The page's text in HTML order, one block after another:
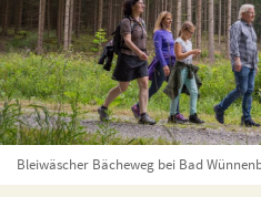
Bleiwäscher Bächeweg bei Bad